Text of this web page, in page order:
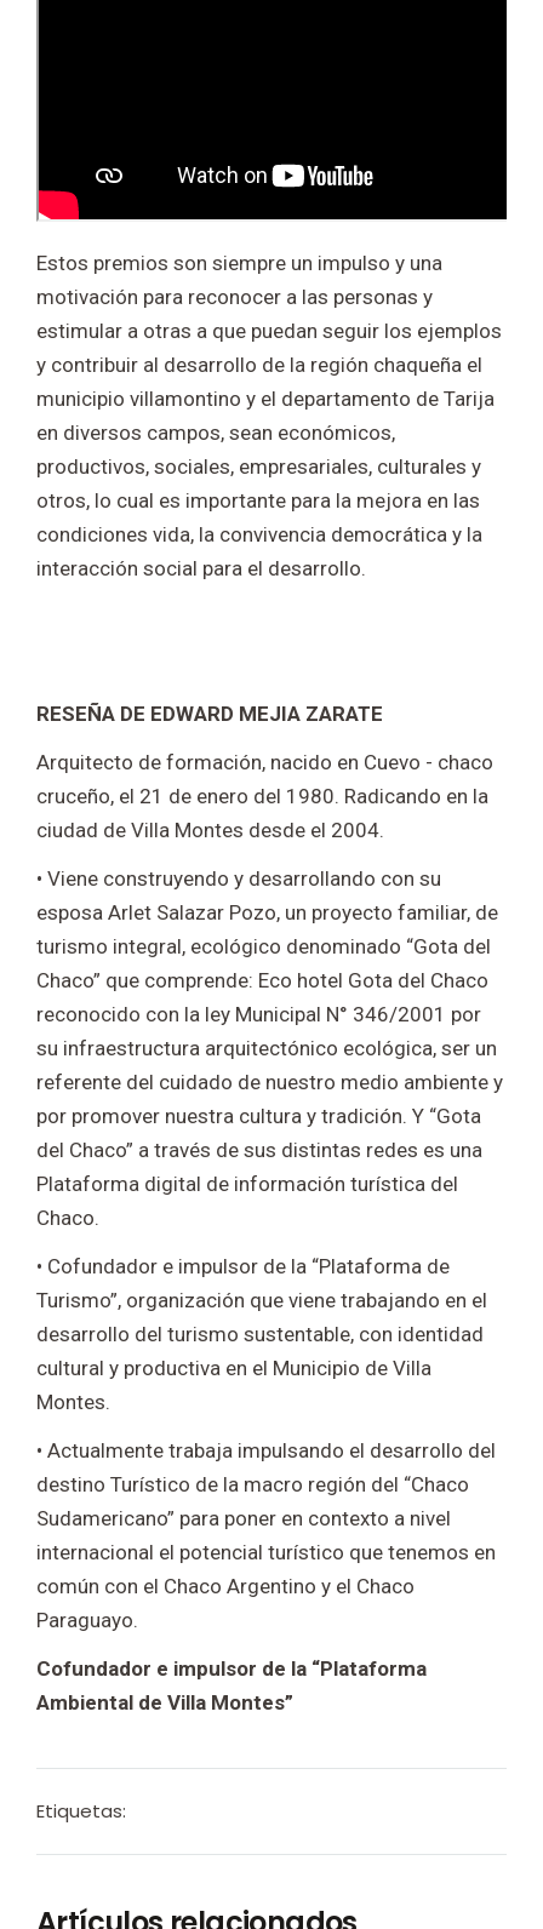
Estos premios son siempre un impulso y una
motivación para reconocer a las personas y
estimular a otras a que puedan seguir los ejemplos
y contribuir al desarrollo de la región chaqueña el
municipio villamontino y el departamento de Tarija
en diversos campos, sean económicos,
productivos, sociales, empresariales, culturales y
otros, lo cual es importante para la mejora en las
condiciones vida, la convivencia democrática y la
interacción social para el desarrollo.
RESEÑA DE EDWARD MEJIA ZARATE
Arquitecto de formación, nacido en Cuevo - chaco
cruceño, el 21 de enero del 1980. Radicando en la
ciudad de Villa Montes desde el 2004.
• Viene construyendo y desarrollando con su
esposa Arlet Salazar Pozo, un proyecto familiar, de
turismo integral, ecológico denominado “Gota del
Chaco” que comprende: Eco hotel Gota del Chaco
reconocido con la ley Municipal N° 346/2001 por
su infraestructura arquitectónico ecológica, ser un
referente del cuidado de nuestro medio ambiente y
por promover nuestra cultura y tradición. Y “Gota
del Chaco” a través de sus distintas redes es una
Plataforma digital de información turística del
Chaco.
• Cofundador e impulsor de la “Plataforma de
Turismo”, organización que viene trabajando en el
desarrollo del turismo sustentable, con identidad
cultural y productiva en el Municipio de Villa
Montes.
• Actualmente trabaja impulsando el desarrollo del
destino Turístico de la macro región del “Chaco
Sudamericano” para poner en contexto a nivel
internacional el potencial turístico que tenemos en
común con el Chaco Argentino y el Chaco
Paraguayo.
Cofundador e impulsor de la “Plataforma
Ambiental de Villa Montes”
Etiquetas: